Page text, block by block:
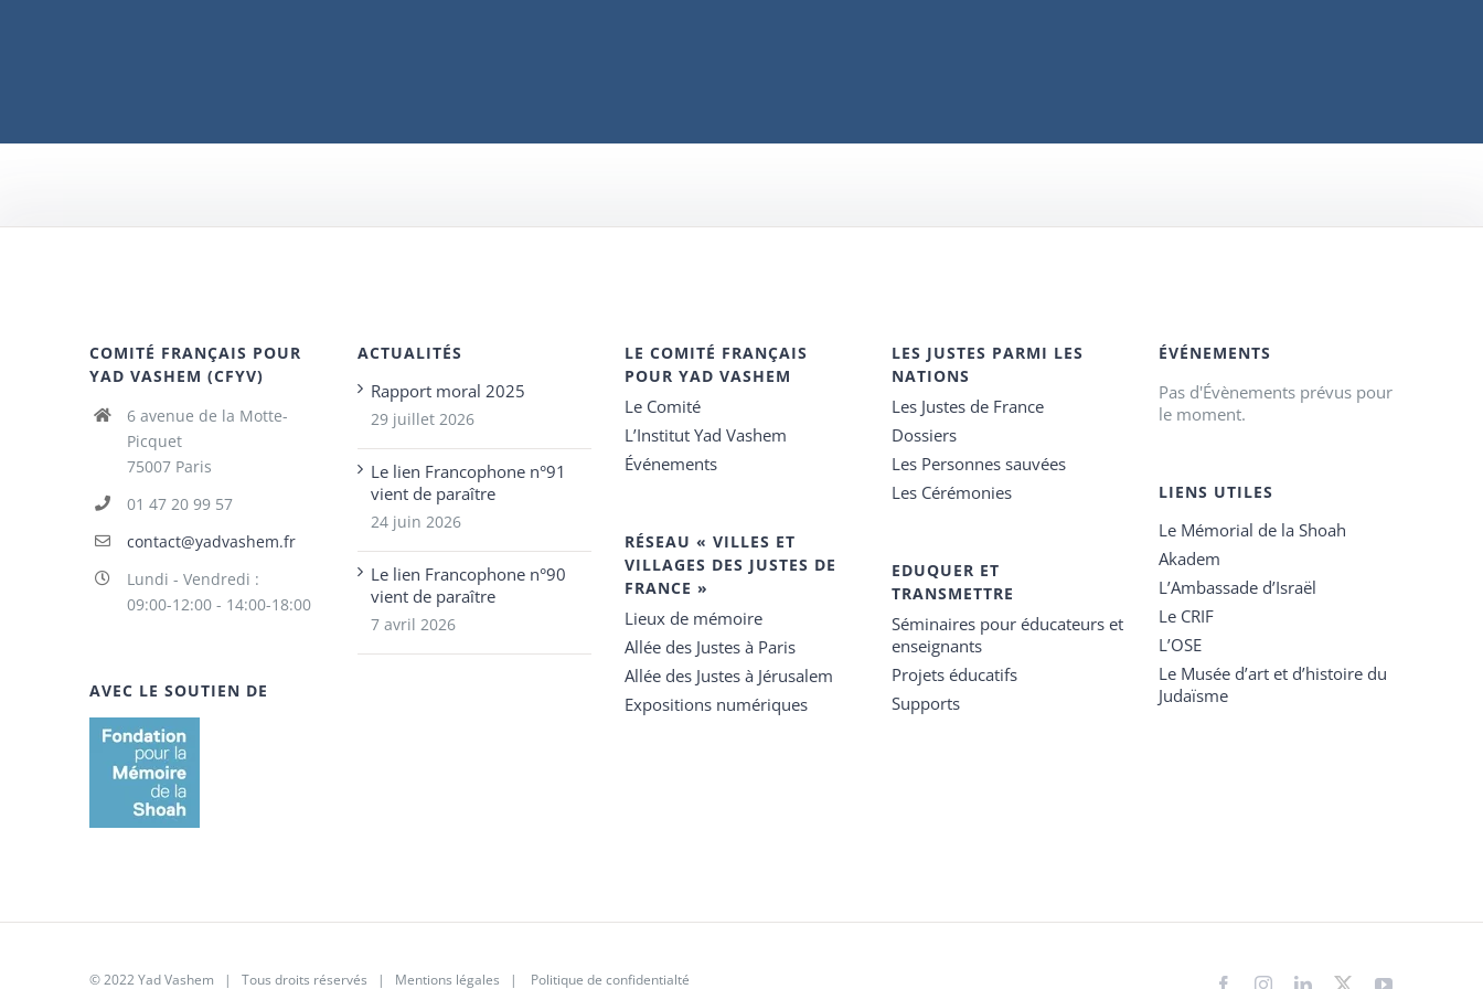
COMITÉ FRANÇAIS POUR
YAD VASHEM (CFYV)
6 avenue de la Motte-
Picquet
75007 Paris
01 47 20 99 57
contact@yadvashem.fr
Lundi - Vendredi :
09:00-12:00 - 14:00-18:00
AVEC LE SOUTIEN DE
ACTUALITÉS
Rapport moral 2025
29 juillet 2026
Le lien Francophone n°91
vient de paraître
24 juin 2026
Le lien Francophone n°90
vient de paraître
7 avril 2026
LE COMITÉ FRANÇAIS
POUR YAD VASHEM
Le Comité
L’Institut Yad Vashem
Événements
RÉSEAU « VILLES ET
VILLAGES DES JUSTES DE
FRANCE »
Lieux de mémoire
Allée des Justes à Paris
Allée des Justes à Jérusalem
Expositions numériques
LES JUSTES PARMI LES
NATIONS
Les Justes de France
Dossiers
Les Personnes sauvées
Les Cérémonies
EDUQUER ET
TRANSMETTRE
Séminaires pour éducateurs et
enseignants
Projets éducatifs
Supports
ÉVÉNEMENTS
Pas d'Évènements prévus pour
le moment.
LIENS UTILES
Le Mémorial de la Shoah
Akadem
L’Ambassade d’Israël
Le CRIF
L’OSE
Le Musée d’art et d’histoire du
Judaïsme
© 2022 Yad Vashem | Tous droits réservés | Mentions légales | Politique de confidentialté FacebookInstagramLinkedIn
X YouTube